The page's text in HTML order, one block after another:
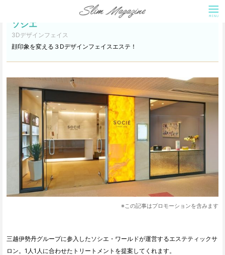
ソシエ
3Dデザインフェイス
顔印象を変える３Dデザインフェイスエステ！
※この記事はプロモーションを含みます
三越伊勢丹グループに参入したソシエ・ワールドが運営するエステティックサ
ロン。1人1人に合わせたトリートメントを提案してくれます。